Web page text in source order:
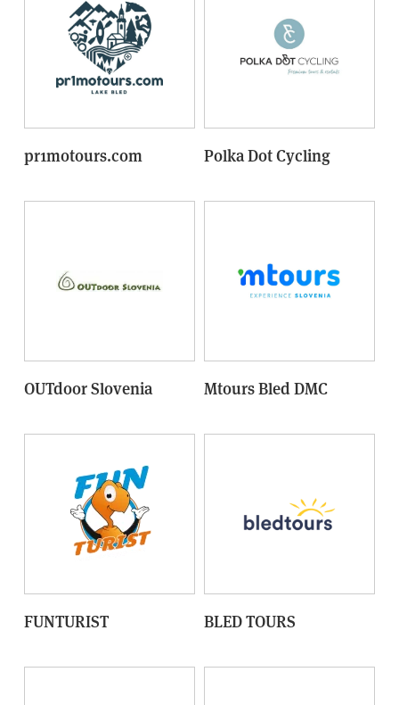
pr1motours.com Polka Dot Cycling
OUTdoor Slovenia Mtours Bled DMC
FUNTURIST BLED TOURS